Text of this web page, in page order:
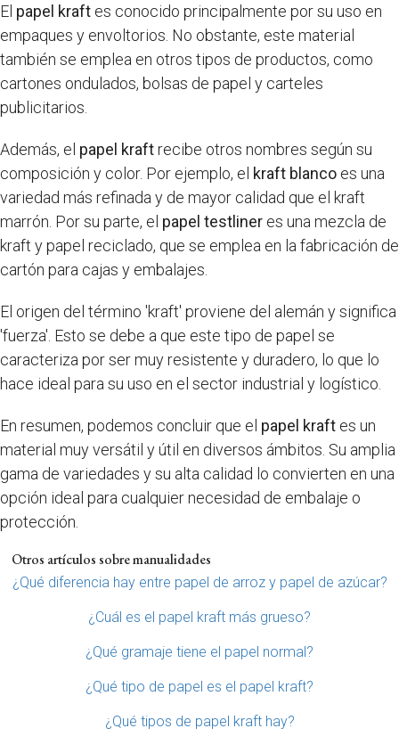
El papel kraft es conocido principalmente por su uso en
empaques y envoltorios. No obstante, este material
también se emplea en otros tipos de productos, como
cartones ondulados, bolsas de papel y carteles
publicitarios.
Además, el papel kraftrecibe otros nombres según su
composición y color. Por ejemplo, el kraft blanco es una
variedad más refinada y de mayor calidad que el kraft
marrón. Por su parte, el papel testliner es una mezcla de
kraft y papel reciclado, que se emplea en la fabricación de
cartón para cajas y embalajes.
El origen del término 'kraft' proviene del alemán y significa
'fuerza'. Esto se debe a que este tipo de papel se
caracteriza por ser muy resistente y duradero, lo que lo
hace ideal para su uso en el sector industrial y logístico.
En resumen, podemos concluir que el papel kraft es un
material muy versátil y útil en diversos ámbitos. Su amplia
gama de variedades y su alta calidad lo convierten en una
opción ideal para cualquier necesidad de embalaje o
protección.
Otros artículos sobre manualidades
¿Qué diferencia hay entre papel de arroz y papel de azúcar?
¿Cuál es el papel kraft más grueso?
¿Qué gramaje tiene el papel normal?
¿Qué tipo de papel es el papel kraft?
¿Qué tipos de papel kraft hay?